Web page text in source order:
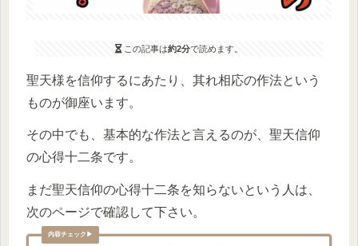
この記事は約2分で読めます。
聖天様を信仰するにあたり、其れ相応の作法という
ものが御座います。
その中でも、基本的な作法と言えるのが、聖天信仰
の心得十二条です。
まだ聖天信仰の心得十二条を知らないという人は、
次のページで確認して下さい。